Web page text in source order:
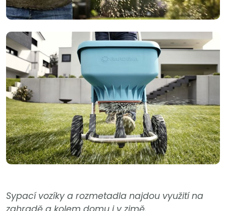
Sypací vozíky a rozmetadla najdou využití na